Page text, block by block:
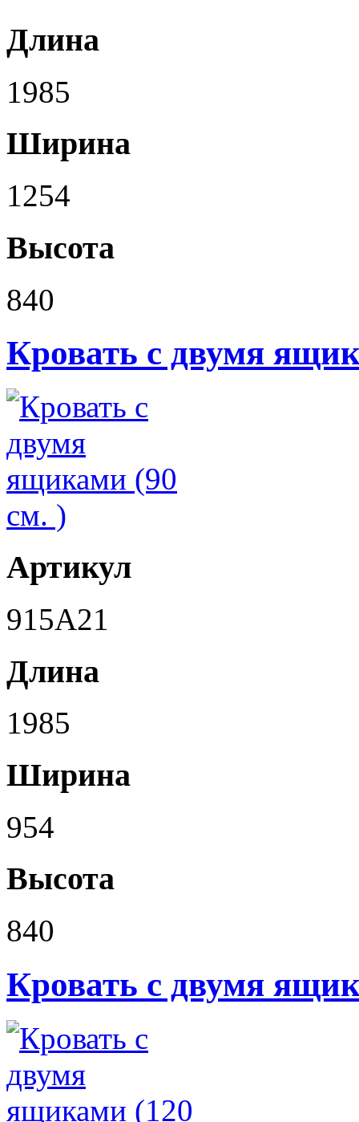
Длина
1985
Ширина
1254
Высота
840
Кровать с двумя
Артикул
915A21
Длина
1985
Ширина
954
Высота
840
Кровать с двумя